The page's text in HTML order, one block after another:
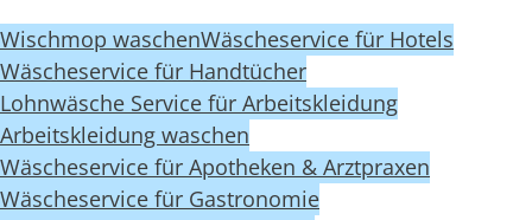
Wischmop waschenWäscheservice für Hotels
Wäscheservice für Handtücher
Lohnwäsche Service für Arbeitskleidung
Arbeitskleidung waschen
Wäscheservice für Apotheken & Arztpraxen
Wäscheservice für Gastronomie